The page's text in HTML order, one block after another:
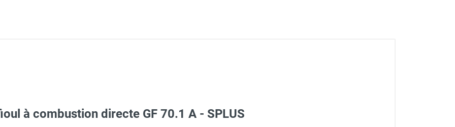
protège-menton Smartguard PE 10H - HUSQVARNA
à combustion directe GF 70.1 A - SPLUS